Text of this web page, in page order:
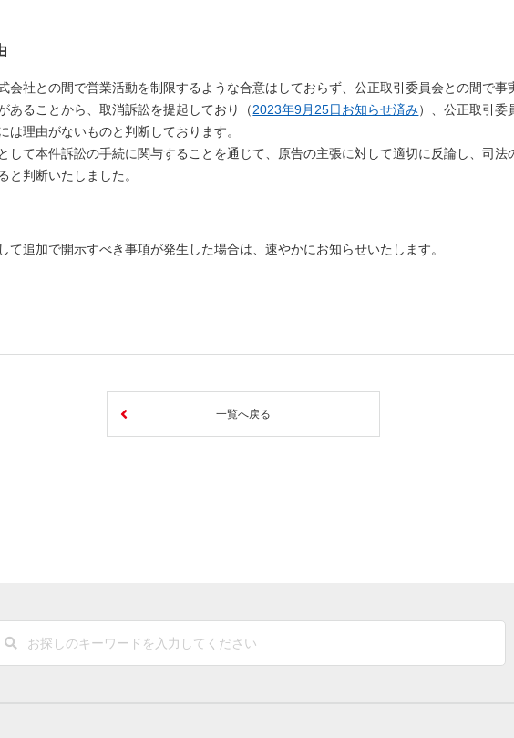
会社との間で営業活動を制限するような合意はしておらず、公正取引委員会との間で事
あることから、取消訴訟を提起しており（2023年9月25日お知らせ済み）、公正取引委
は理由がないものと判断しております。
して本件訴訟の手続に関与することを通じて、原告の主張に対して適切に反論し、司法
と判断いたしました。
て追加で開示すべき事項が発生した場合は、速やかにお知らせいたします。
一覧へ戻る